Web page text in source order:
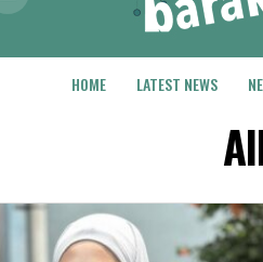
HOME LATEST NEWS